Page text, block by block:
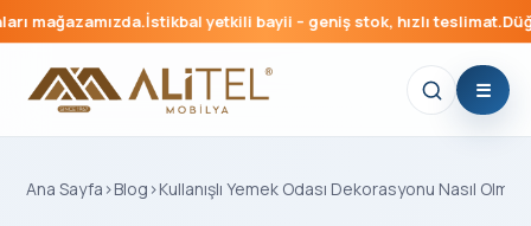
İstikbal yetkili bayii – geniş stok, hızlı teslimat.Düğün
Ana Sayfa ›Blog ›Kullanışlı Yemek Odası Dekorasyonu Nasıl